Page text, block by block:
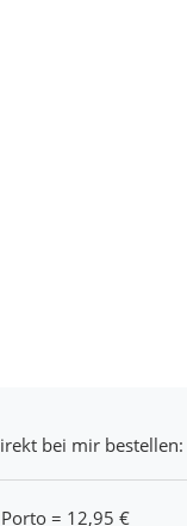
bei mir bestellen:
= 12,95 €